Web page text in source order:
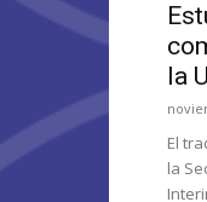
la
El
la